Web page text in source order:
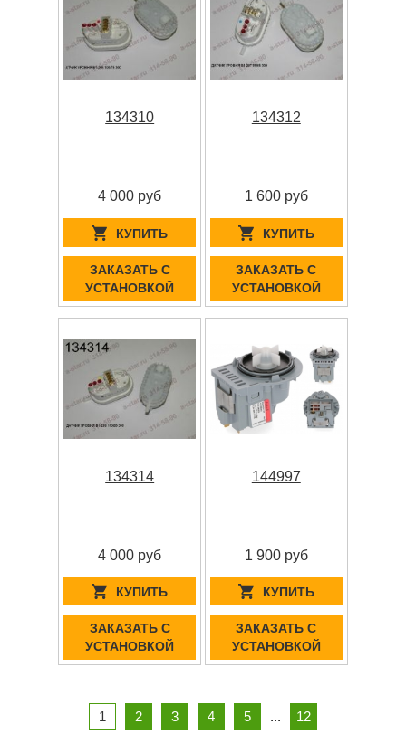
134310
4 000 руб
КУПИТЬ
ЗАКАЗАТЬ С
УСТАНОВКОЙ
134312
1 600 руб
КУПИТЬ
ЗАКАЗАТЬ С
УСТАНОВКОЙ
134314
4 000 руб
КУПИТЬ
ЗАКАЗАТЬ С
УСТАНОВКОЙ
144997
1 900 руб
КУПИТЬ
ЗАКАЗАТЬ С
УСТАНОВКОЙ
1 2 3 4 5 ... 12